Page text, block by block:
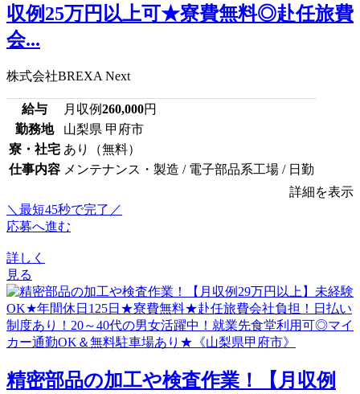
収例25万円以上可★寮費無料◎赴任旅費
会...
株式会社BREXA Next
給与 月収例260,000円
勤務地
山梨県 甲府市
寮・社宅 あり（無料）
仕事内容 メンテナンス・製造 / 電子部品系工場 / 日勤
詳細を表示
＼最短45秒で完了／
応募へ進む
詳しく
見る
精密部品の加工や検査作業！【月収例